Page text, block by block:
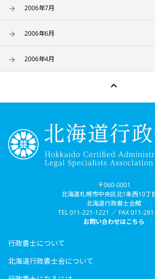
2006年7月
2006年6月
2006年4月

〒060-0001
北海道札幌市中央区北1条西10丁
北海道行政書士会館
TEL 011-221-1221 ／ FAX 011-
お問い合わせはこちら
行政書士について
北海道行政書士会について